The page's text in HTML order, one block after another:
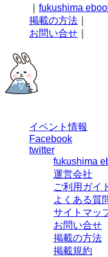
fukushima
掲載の方法
お問い合せ
イベント情報
Facebook
twitter
fukushima
運営会社
ご利用ガイ
よくある質
サイトマッ
お問い合せ
掲載の方法
掲載規約